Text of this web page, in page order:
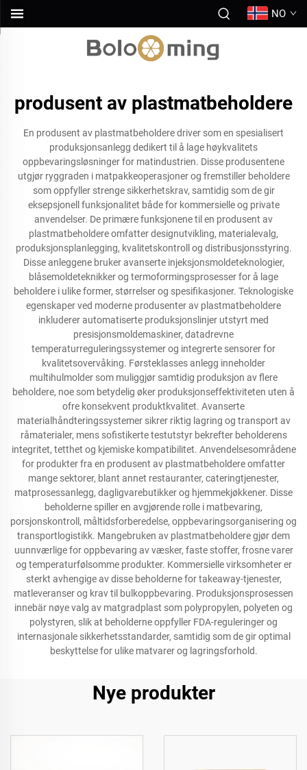
NO
produsent av plastmatbeholdere
En produsent av plastmatbeholdere driver som en spesialisert
produksjonsanlegg dedikert til å lage høykvalitets
oppbevaringsløsninger for matindustrien. Disse produsentene
utgjør ryggraden i matpakkeoperasjoner og fremstiller beholdere
som oppfyller strenge sikkerhetskrav, samtidig som de gir
eksepsjonell funksjonalitet både for kommersielle og private
anvendelser. De primære funksjonene til en produsent av
plastmatbeholdere omfatter designutvikling, materialevalg,
produksjonsplanlegging, kvalitetskontroll og distribusjonsstyring.
Disse anleggene bruker avanserte injeksjonsmoldeteknologier,
blåsemoldeteknikker og termoformingsprosesser for å lage
beholdere i ulike former, størrelser og spesifikasjoner. Teknologiske
egenskaper ved moderne produsenter av plastmatbeholdere
inkluderer automatiserte produksjonslinjer utstyrt med
presisjonsmoldemaskiner, datadrevne
temperaturreguleringssystemer og integrerte sensorer for
kvalitetsovervåking. Førsteklasses anlegg inneholder
multihulmolder som muliggjør samtidig produksjon av flere
beholdere, noe som betydelig øker produksjonseffektiviteten uten å
ofre konsekvent produktkvalitet. Avanserte
materialhåndteringssystemer sikrer riktig lagring og transport av
råmaterialer, mens sofistikerte testutstyr bekrefter beholderens
integritet, tetthet og kjemiske kompatibilitet. Anvendelsesområdene
for produkter fra en produsent av plastmatbeholdere omfatter
mange sektorer, blant annet restauranter, cateringtjenester,
matprosessanlegg, dagligvarebutikker og hjemmekjøkkener. Disse
beholderne spiller en avgjørende rolle i matbevaring,
porsjonskontroll, måltidsforberedelse, oppbevaringsorganisering og
transportlogistikk. Mangebruken av plastmatbeholdere gjør dem
uunnværlige for oppbevaring av væsker, faste stoffer, frosne varer
og temperaturfølsomme produkter. Kommersielle virksomheter er
sterkt avhengige av disse beholderne for takeaway-tjenester,
matleveranser og krav til bulkoppbevaring. Produksjonsprosessen
innebär nøye valg av matgradplast som polypropylen, polyeten og
polystyren, slik at beholderne oppfyller FDA-reguleringer og
internasjonale sikkerhetsstandarder, samtidig som de gir optimal
beskyttelse for ulike matvarer og lagringsforhold.
Nye produkter